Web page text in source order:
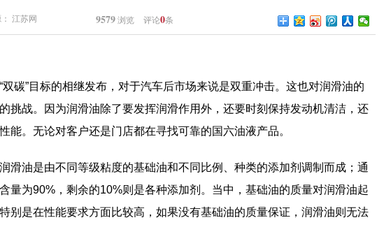
江苏网 9579 浏览 评论0条
双碳”目标的相继发布，对于汽车后市场来说是双重冲击。这也对润滑油的
挑战。因为润滑油除了要发挥润滑作用外，还要时刻保持发动机清洁，还
能。无论对客户还是门店都在寻找可靠的国六油液产品。
滑油是由不同等级粘度的基础油和不同比例、种类的添加剂调制而成；通
量为90%，剩余的10%则是各种添加剂。当中，基础油的质量对润滑油起
别是在性能要求方面比较高，如果没有基础油的质量保证，润滑油则无法